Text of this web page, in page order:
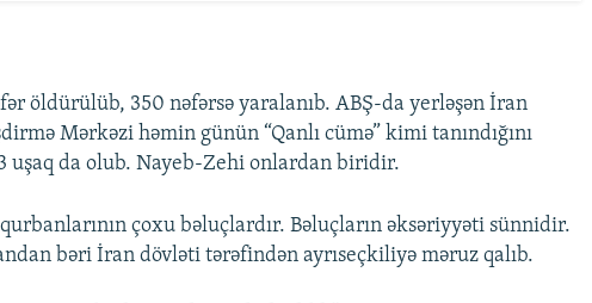
öldürülüb, 350 nəfərsə yaralanıb. ABŞ-da yerləşən İran
Mərkəzi həmin günün “Qanlı cümə” kimi tanındığını
uşaq da olub. Nayeb-Zehi onlardan biridir.
çoxu bəluçlardır. Bəluçların əksəriyyəti sünnidir.
bəri İran dövləti tərəfindən ayrıseçkiliyə məruz qalıb.